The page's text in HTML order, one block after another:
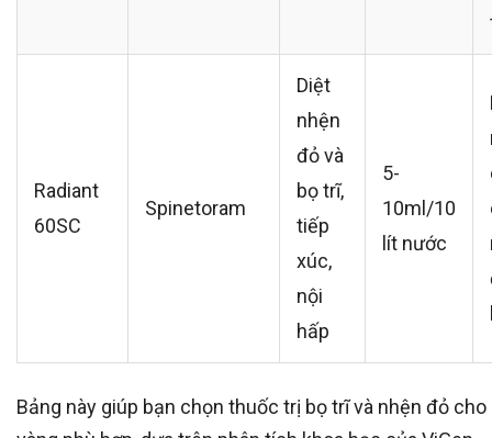
Radiant
60SC
Spinetoram
Diệt
nhện
đỏ và
bọ trĩ,
tiếp
xúc,
nội
hấp
5-
10ml/10
lít nước
Bảng này giúp bạn chọn thuốc trị bọ trĩ và nhện đỏ cho